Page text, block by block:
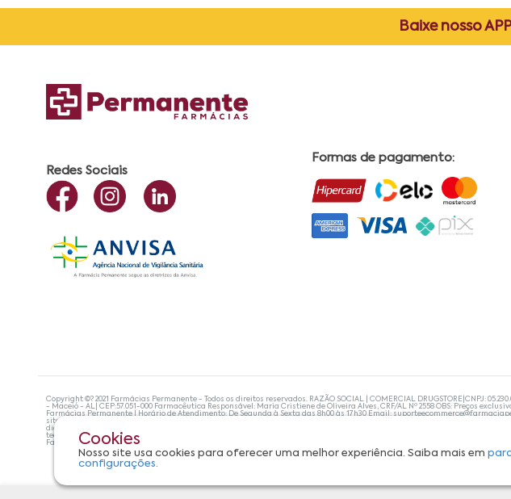
Cookies
Nosso site usa cookies para oferecer uma melhor experiência. Saiba mais em
configurações.
Baixe nosso APP
Redes Sociais
Formas de pagamento:
Copyright ©? 2021 Farmácias Permanente - Todos os direitos reservados. RAZÃO SOCIAL | COMERCIAL DRUGSTORE|CNPJ:
- Maceió - AL| CEP:57.051-000 Farmacêutica Responsável: Maria Cristiene de Oliveira Alves, CRF/AL Nº 2558 OBS: Preços
Farmácias Permanente | Horário de Atendimento: De Segunda à Sexta das 8h00 às 17h30 Email:
site não devem ser utilizadas para automedicação e, de forma alguma, substituem as orientações de um profissional da área
diagnosticar problemas de saúde e prescrever o tratamento adequado. Se os sintomas persistirem, um médico deve ser
tecnologias mais avançadas de proteção de dados, para que você possa realizar suas compras com tranquilidade. A
Farmácias Permanente. Todos os pedidos efetuados estão sujeitos à confirmação da disponibilidade de produto em nosso